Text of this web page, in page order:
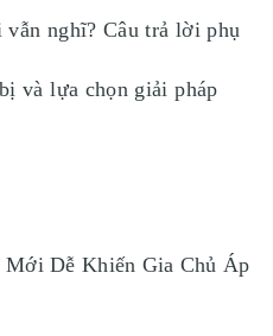
nghĩ? Câu trả lời phụ
và lựa chọn giải pháp
Mới Dễ Khiến Gia Chủ Áp